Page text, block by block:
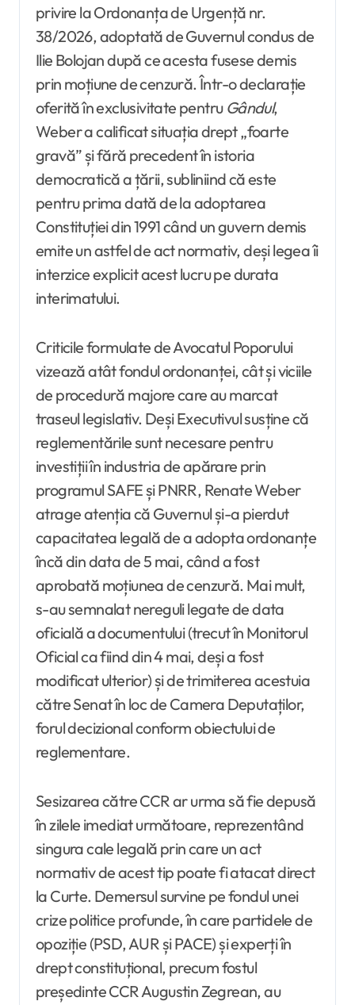
privire la Ordonanța de Urgență nr.
38/2026, adoptată de Guvernul condus de
Ilie Bolojan după ce acesta fusese demis
prin moțiune de cenzură. Într-o declarație
oferită în exclusivitate pentru Gândul,
Weber a calificat situația drept „foarte
gravă” și fără precedent în istoria
democratică a țării, subliniind că este
pentru prima dată de la adoptarea
Constituției din 1991 când un guvern demis
emite un astfel de act normativ, deși legea îi
interzice explicit acest lucru pe durata
interimatului.
Criticile formulate de Avocatul Poporului
vizează atât fondul ordonanței, cât și viciile
de procedură majore care au marcat
traseul legislativ. Deși Executivul susține că
reglementările sunt necesare pentru
investiții în industria de apărare prin
programul SAFE și PNRR, Renate Weber
atrage atenția că Guvernul și-a pierdut
capacitatea legală de a adopta ordonanțe
încă din data de 5 mai, când a fost
aprobată moțiunea de cenzură. Mai mult,
s-au semnalat nereguli legate de data
oficială a documentului (trecut în Monitorul
Oficial ca fiind din 4 mai, deși a fost
modificat ulterior) și de trimiterea acestuia
către Senat în loc de Camera Deputaților,
forul decizional conform obiectului de
reglementare.
Sesizarea către CCR ar urma să fie depusă
în zilele imediat următoare, reprezentând
singura cale legală prin care un act
normativ de acest tip poate fi atacat direct
la Curte. Demersul survine pe fondul unei
crize politice profunde, în care partidele de
opoziție (PSD, AUR și PACE) și experți în
drept constituțional, precum fostul
președinte CCR Augustin Zegrean, au